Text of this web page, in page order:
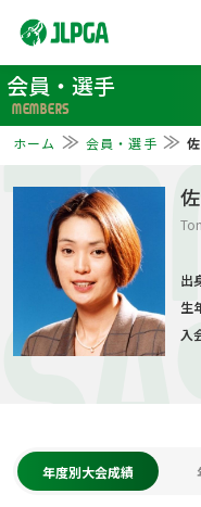
会員・選手
MEMBERS
ホーム 会員・選手
出
生
入
年度別大会成績